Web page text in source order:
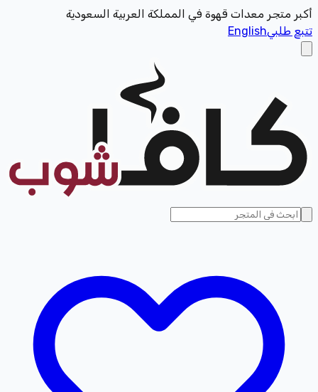
أكبر متجر معدات قهوة في المملكة العربية السعودية
تتبع طلبيEnglish